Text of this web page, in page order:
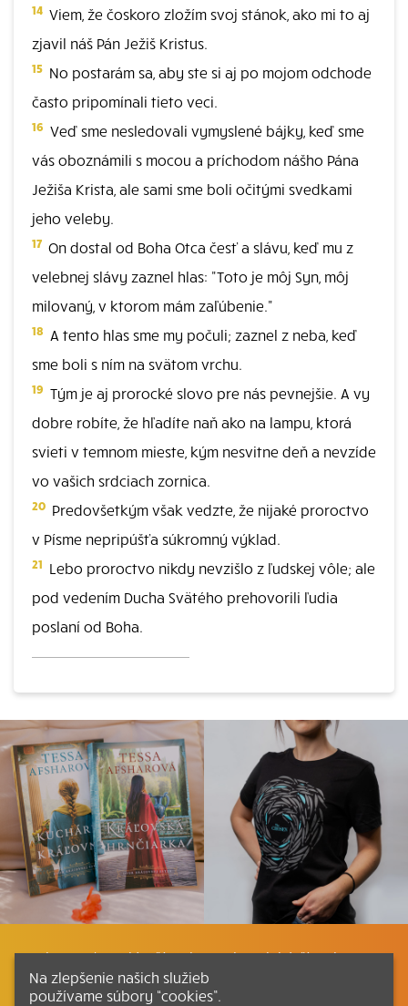
14 Viem, že čoskoro zložím svoj stánok, ako mi to aj
zjavil náš Pán Ježiš Kristus.
15 No postarám sa, aby ste si aj po mojom odchode
často pripomínali tieto veci.
16 Veď sme nesledovali vymyslené bájky, keď sme
vás oboznámili s mocou a príchodom nášho Pána
Ježiša Krista, ale sami sme boli očitými svedkami
jeho veleby.
17 On dostal od Boha Otca česť a slávu, keď mu z
velebnej slávy zaznel hlas: "Toto je môj Syn, môj
milovaný, v ktorom mám zaľúbenie."
18 A tento hlas sme my počuli; zaznel z neba, keď
sme boli s ním na svätom vrchu.
19 Tým je aj prorocké slovo pre nás pevnejšie. A vy
dobre robíte, že hľadíte naň ako na lampu, ktorá
svieti v temnom mieste, kým nesvitne deň a nevzíde
vo vašich srdciach zornica.
20 Predovšetkým však vedzte, že nijaké proroctvo
v Písme nepripúšťa súkromný výklad.
21 Lebo proroctvo nikdy nevzišlo z ľudskej vôle; ale
pod vedením Ducha Svätého prehovorili ľudia
poslaní od Boha.
Listovať Plán čítania Liturgické čítania
Na zlepšenie našich služieb
používame súbory “cookies”.